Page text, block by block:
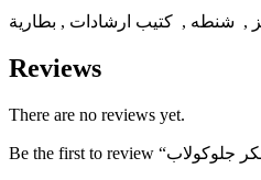
, شنطه , كتيب ارشادات , بطارية
Reviews
There are no reviews yet.